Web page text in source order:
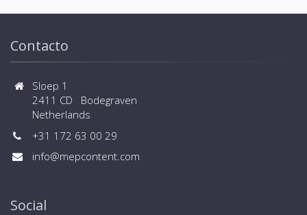
Contacto
Sloep 1
2411 CD Bodegraven
Netherlands
+31 172 63 00 29
info@mepcontent.com
Social